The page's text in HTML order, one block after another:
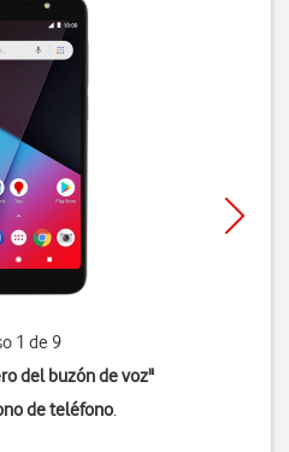
1 de 9
del buzón de voz"
de teléfono.